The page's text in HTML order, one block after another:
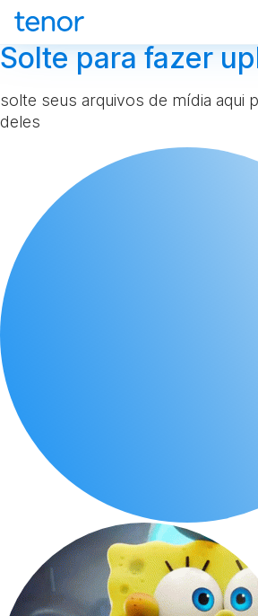
Solte para fazer
solte seus arquivos de mídia aqui
deles